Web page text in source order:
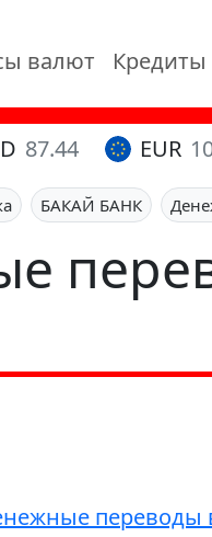
валют Кредиты
87.44 EUR
БАКАЙ БАНК